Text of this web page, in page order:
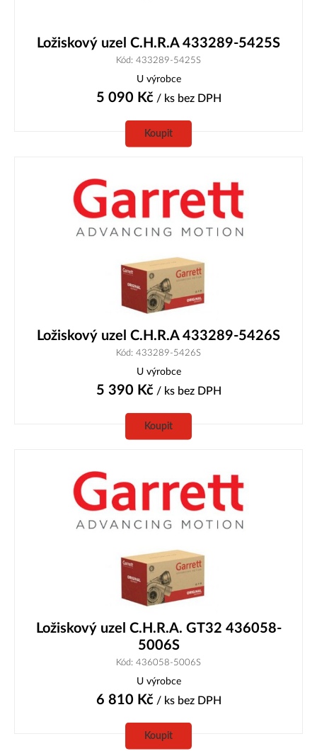
Ložiskový uzel C.H.R.A 433289-5425S
Kód: 433289-5425S
U výrobce
5 090 Kč/ ks bez DPH
Koupit
Ložiskový uzel C.H.R.A 433289-5426S
Kód: 433289-5426S
U výrobce
5 390 Kč/ ks bez DPH
Koupit
Ložiskový uzel C.H.R.A. GT32 436058-
5006S
Kód: 436058-5006S
U výrobce
6 810 Kč/ ks bez DPH
Koupit